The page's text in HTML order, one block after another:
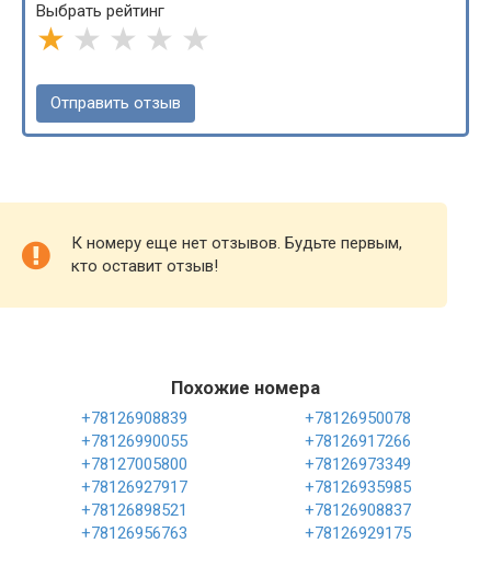
Выбрать рейтинг
★ ★ ★ ★ ★
К номеру еще нет отзывов. Будьте первым,
кто оставит отзыв!
Похожие номера
+78126908839
+78126950078
+78126990055
+78126917266
+78127005800
+78126973349
+78126927917
+78126935985
+78126898521
+78126908837
+78126956763
+78126929175